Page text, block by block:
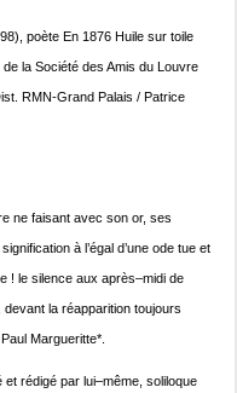
poète En 1876 Huile sur toile
la Société des Amis du Louvre
RMN-Grand Palais / Patrice
ne faisant avec son or, ses
à l’égal d’une ode tue et
! le silence aux après–midi de
la réapparition toujours
Margueritte*.
rédigé par lui–même, soliloque